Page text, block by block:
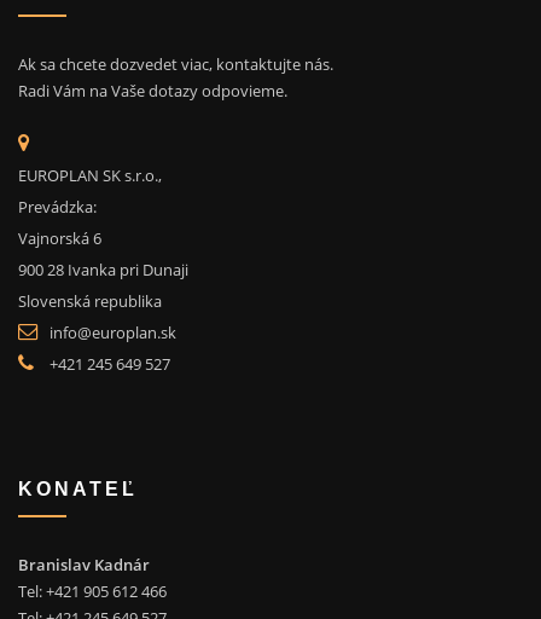
Ak sa chcete dozvedet viac, kontaktujte nás.
Radi Vám na Vaše dotazy odpovieme.
EUROPLAN SK s.r.o.,
Prevádzka:
Vajnorská 6
900 28 Ivanka pri Dunaji
Slovenská republika
info@europlan.sk
+421 245 649 527
KONATEĽ
Branislav Kadnár
Tel: +421 905 612 466